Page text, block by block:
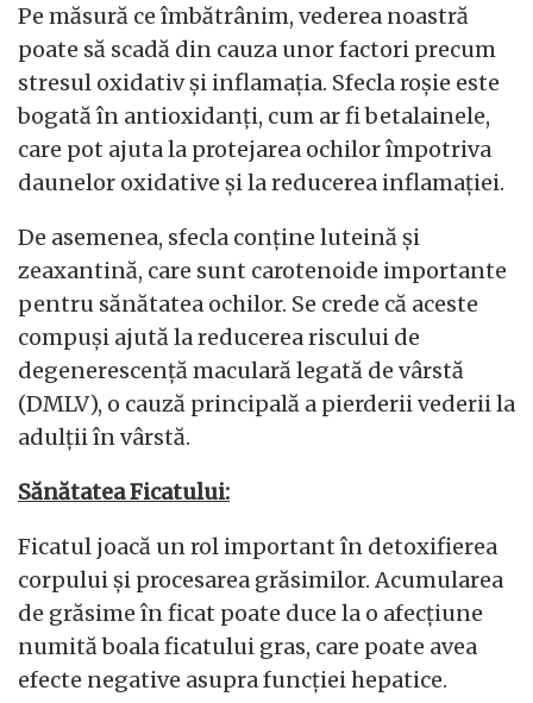
Pe măsură ce îmbătrânim, vederea noastră
poate să scadă din cauza unor factori precum
stresul oxidativ și inflamația. Sfecla roșie este
bogată în antioxidanți, cum ar fi betalainele,
care pot ajuta la protejarea ochilor împotriva
daunelor oxidative și la reducerea inflamației.
De asemenea, sfecla conține luteină și
zeaxantină, care sunt carotenoide importante
pentru sănătatea ochilor. Se crede că aceste
compuși ajută la reducerea riscului de
degenerescență maculară legată de vârstă
(DMLV), o cauză principală a pierderii vederii la
adulții în vârstă.
Sănătatea Ficatului:
Ficatul joacă un rol important în detoxifierea
corpului și procesarea grăsimilor. Acumularea
de grăsime în ficat poate duce la o afecțiune
numită boala ficatului gras, care poate avea
efecte negative asupra funcției hepatice.